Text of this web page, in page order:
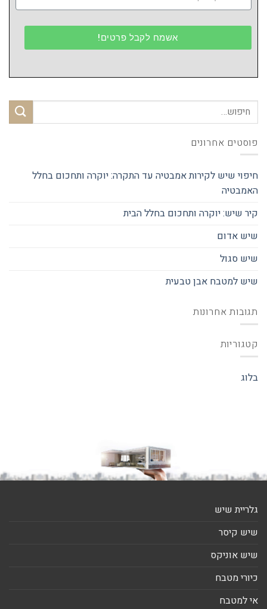
אשמח לקבל פרטים!
פוסטים אחרונים
חיפוי שיש לקירות אמבטיה עד התקרה: יוקרה ותחכום בחלל
האמבטיה
קיר שיש: יוקרה ותחכום בחלל הבית
שיש אדום
שיש סגול
שיש למטבח אבן טבעית
תגובות אחרונות
קטגוריות
בלוג
גלריית שיש
שיש קיסר
שיש אוניקס
כיורי מטבח
אי למטבח